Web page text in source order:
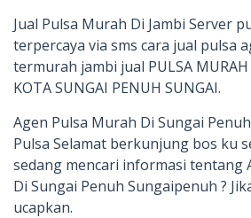
Jual Pulsa Murah Di Jambi Server
terpercaya via sms cara jual pulsa
termurah jambi jual PULSA MURAH
KOTA SUNGAI PENUH SUNGAI.
Agen Pulsa Murah Di Sungai
Pulsa Selamat berkunjung bos ku
sedang mencari informasi tentang
Di Sungai Penuh Sungaipenuh ?
ucapkan.